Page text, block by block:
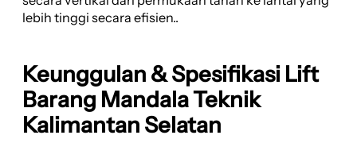
lebih tinggi secara efisien..
Keunggulan & Spesifikasi Lift
Barang Mandala Teknik
Kalimantan Selatan